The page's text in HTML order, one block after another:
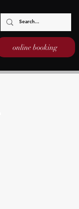
online booking